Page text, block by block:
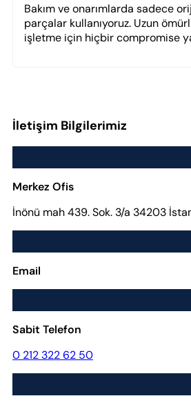
Bakım ve onarımlarda sadece
parçalar kullanıyoruz. Uzun
işletme için hiçbir compromise
İletişim Bilgilerimiz
Merkez Ofis
İnönü mah 439. Sok. 3/a 34203
Email
Sabit Telefon
0 212 322 62 50